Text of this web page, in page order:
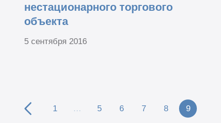
нестационарного торгового
объекта
5 сентября 2016
1 … 5 6 7 8 9